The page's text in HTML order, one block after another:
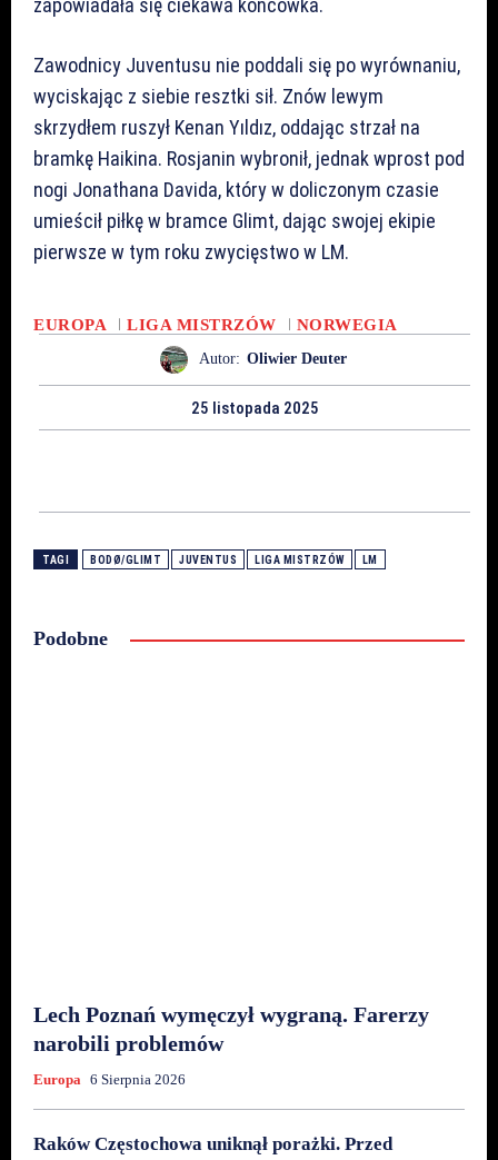
zapowiadała się ciekawa końcówka.
Zawodnicy Juventusu nie poddali się po wyrównaniu,
wyciskając z siebie resztki sił. Znów lewym
skrzydłem ruszył Kenan Yıldız, oddając strzał na
bramkę Haikina. Rosjanin wybronił, jednak wprost pod
nogi Jonathana Davida, który w doliczonym czasie
umieścił piłkę w bramce Glimt, dając swojej ekipie
pierwsze w tym roku zwycięstwo w LM.
EUROPA LIGA MISTRZÓW NORWEGIA
Autor: Oliwier Deuter
25 listopada 2025
TAGI BODØ/GLIMT JUVENTUS LIGA MISTRZÓW LM
Podobne
Lech Poznań wymęczył wygraną. Farerzy
narobili problemów
Europa 6 Sierpnia 2026
Raków Częstochowa uniknął porażki. Przed